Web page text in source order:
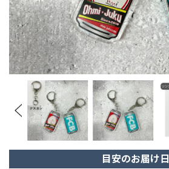
目安のお届け日